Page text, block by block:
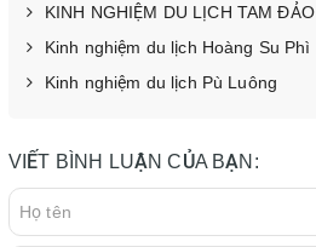
KINH NGHIỆM DU LỊCH TAM ĐẢO
Kinh nghiệm du lịch Hoàng Su Phì
Kinh nghiệm du lịch Pù Luông
VIẾT BÌNH LUẬN CỦA BẠN: